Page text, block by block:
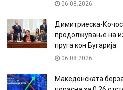
06.08.2026
Димитриеска-
продолжување на
пруга кон Бугарија
06.08.2026
Македонската